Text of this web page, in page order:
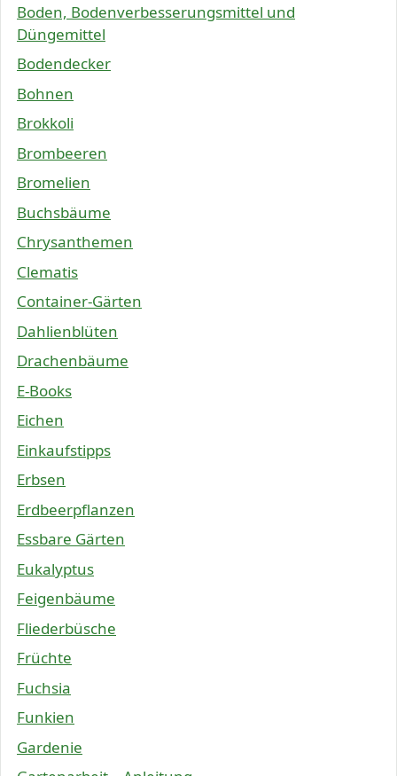
Boden, Bodenverbesserungsmittel und
Düngemittel
Bodendecker
Bohnen
Brokkoli
Brombeeren
Bromelien
Buchsbäume
Chrysanthemen
Clematis
Container-Gärten
Dahlienblüten
Drachenbäume
E-Books
Eichen
Einkaufstipps
Erbsen
Erdbeerpflanzen
Essbare Gärten
Eukalyptus
Feigenbäume
Fliederbüsche
Früchte
Fuchsia
Funkien
Gardenie